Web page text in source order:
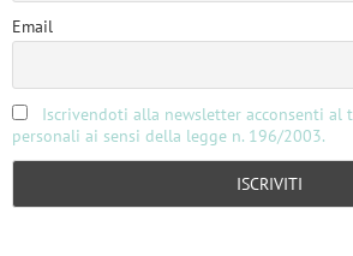
Email
Iscrivendoti alla newsletter acconsenti al
personali ai sensi della legge n. 196/2003.